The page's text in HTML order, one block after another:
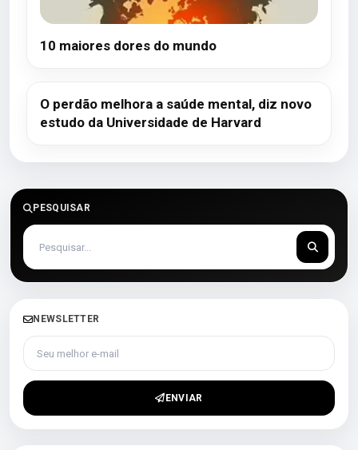
10 maiores dores do mundo
O perdão melhora a saúde mental, diz novo
estudo da Universidade de Harvard
PESQUISAR
NEWSLETTER
Seu melhor e-mail
ENVIAR